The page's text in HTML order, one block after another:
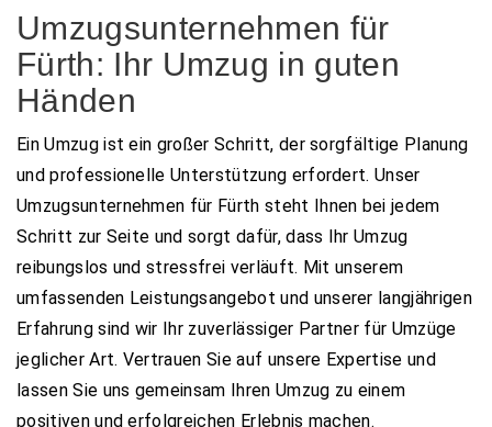
Umzugsunternehmen für
Fürth: Ihr Umzug in guten
Händen
Ein Umzug ist ein großer Schritt, der sorgfältige Planung
und professionelle Unterstützung erfordert. Unser
Umzugsunternehmen für Fürth steht Ihnen bei jedem
Schritt zur Seite und sorgt dafür, dass Ihr Umzug
reibungslos und stressfrei verläuft. Mit unserem
umfassenden Leistungsangebot und unserer langjährigen
Erfahrung sind wir Ihr zuverlässiger Partner für Umzüge
jeglicher Art. Vertrauen Sie auf unsere Expertise und
lassen Sie uns gemeinsam Ihren Umzug zu einem
positiven und erfolgreichen Erlebnis machen.